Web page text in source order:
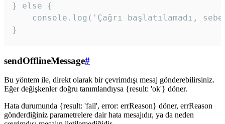
} else {
console.log('Çağrı başlatılamadı,
}
sendOfflineMessage#
Bu yöntem ile, direkt olarak bir çevrimdışı mesaj gönderebilirsiniz.
Eğer değişkenler doğru tanımlandıysa {result: 'ok'} döner.
Hata durumunda {result: 'fail', error: errReason} döner, errReason
gönderdiğiniz parametrelere dair hata mesajıdır, ya da neden